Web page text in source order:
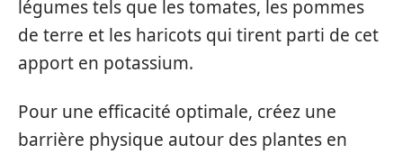
légumes tels que les tomates, les pommes
de terre et les haricots qui tirent parti de cet
apport en potassium.
Pour une efficacité optimale, créez une
barrière physique autour des plantes en